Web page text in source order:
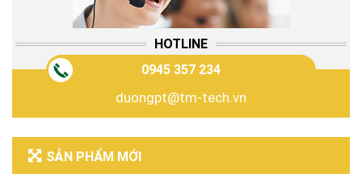
HOTLINE
0945 357 234
duongpt@tm-tech.vn
SẢN PHẨM MỚI